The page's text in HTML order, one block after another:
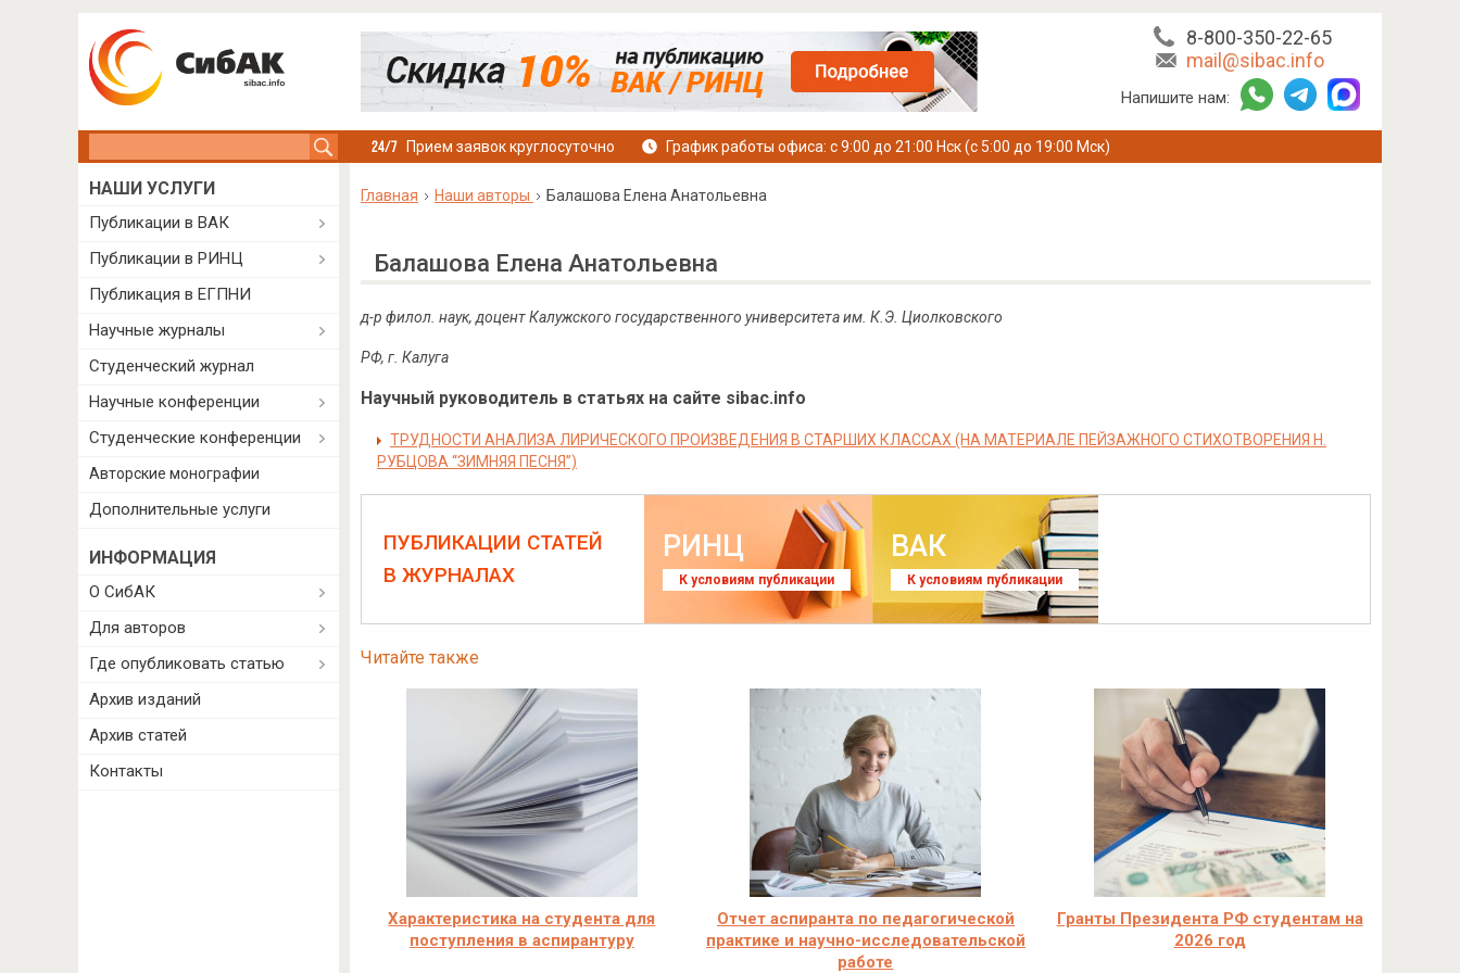
8-800-350-22-65
mail@sibac.info
Напишите нам:
Прием заявок круглосуточно График работы офиса: с 9:00 до 21:00 Нск (с 5:00 до 19:00 Мск)
Главная Наши авторы Балашова Елена Анатольевна
Балашова Елена Анатольевна
д-р филол. наук, доцент Калужского государственного университета им. К.Э. Циолковского
РФ, г. Калуга
Научный руководитель в статьях на сайте sibac.info
ТРУДНОСТИ АНАЛИЗА ЛИРИЧЕСКОГО ПРОИЗВЕДЕНИЯ В СТАРШИХ КЛАССАХ (НА МАТЕРИАЛЕ ПЕЙЗАЖНОГО СТИХОТВОРЕНИЯ Н.
РУБЦОВА “ЗИМНЯЯ ПЕСНЯ”)
ПУБЛИКАЦИИ СТАТЕЙ
В ЖУРНАЛАХ
РИНЦ
К условиям публикации
ВАК
К условиям публикации
Читайте также
Характеристика на студента для
поступления в аспирантуру
Отчет аспиранта по педагогической
практике и научно-исследовательской
работе
Гранты Президента РФ студентам на
2026 год
НАШИ УСЛУГИ
Публикации в ВАК
Публикации в РИНЦ
Публикация в ЕГПНИ
Научные журналы
Студенческий журнал
Научные конференции
Студенческие конференции
Авторские монографии
Дополнительные услуги
ИНФОРМАЦИЯ
О СибАК
Для авторов
Где опубликовать статью
Архив изданий
Архив статей
Контакты